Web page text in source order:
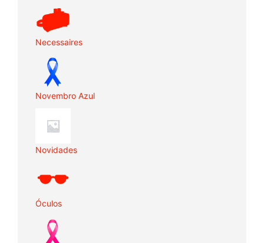
Necessaires
Novembro Azul
Novidades
Óculos